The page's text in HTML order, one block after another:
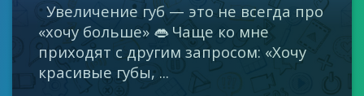
Увеличение губ — это не всегда про
«хочу больше» 👄 Чаще ко мне
приходят с другим запросом: «Хочу
красивые губы, ...